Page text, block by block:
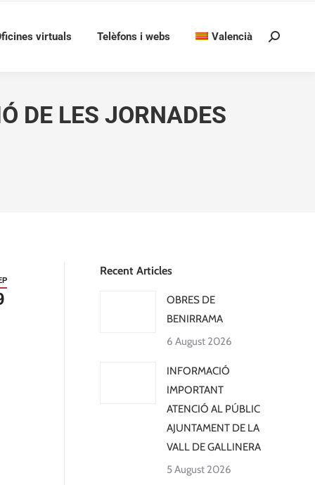
virtuals Telèfons i webs Valencià Search:
DE LES JORNADES
Recent Articles
OBRES DE
BENIRRAMA
6 August 2026
INFORMACIÓ
IMPORTANT
ATENCIÓ AL PÚBLIC
AJUNTAMENT DE LA
VALL DE GALLINERA
5 August 2026